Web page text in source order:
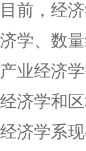
目前，经
济学、数
产业经济
经济学和
经济学系